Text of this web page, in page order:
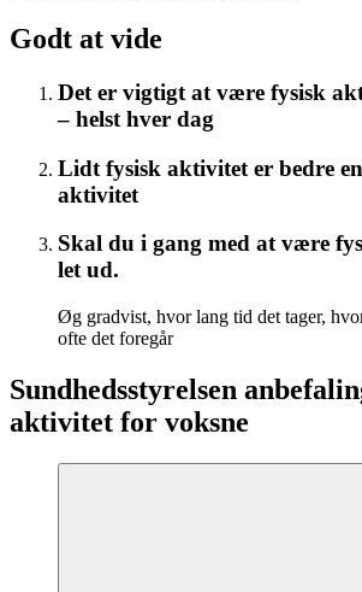
Godt at vide
Det er vigtigt at være fysisk
– helst hver dag
Lidt fysisk aktivitet er bedre
aktivitet
Skal du i gang med at være
let ud.
Øg gradvist, hvor lang tid det tager,
ofte det foregår
Sundhedsstyrelsen
aktivitet for voksne